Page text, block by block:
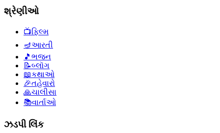
શ્રેણીઓ
📺ફિલ્મ
🪔આરતી
🎵 ભજન
📝બ્લૉગ
📖કથાઓ
🎉તહેવારો
🙏ચાલીસા
📚વાર્તાઓ
ઝડપી લિંક